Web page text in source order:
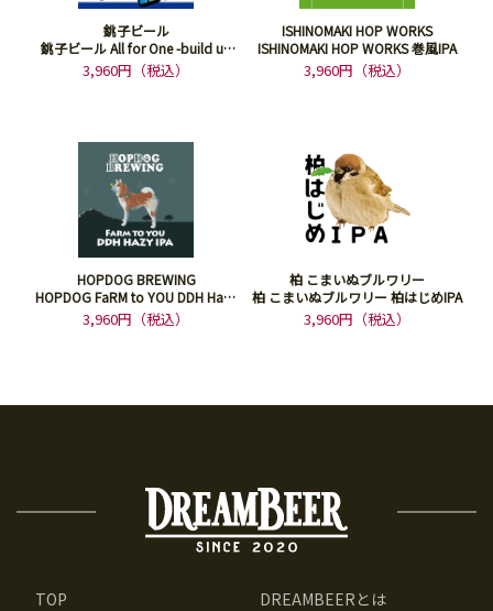
銚子ビール
銚子ビール All for One -build up
IPA-
3,960円（税込）
ISHINOMAKI HOP WORKS
ISHINOMAKI HOP WORKS 巻風IPA
3,960円（税込）
HOPDOG BREWING
HOPDOG FaRM to YOU DDH Hazy
IPA
3,960円（税込）
柏 こまいぬブルワリー
柏 こまいぬブルワリー 柏はじめIPA
3,960円（税込）
TOP DREAMBEERとは